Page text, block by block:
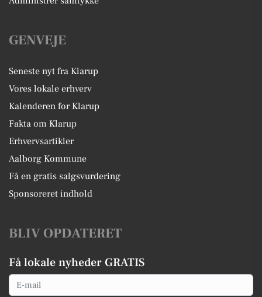
GENVEJE
Seneste nyt fra Klarup
Vores lokale erhverv
Kalenderen for Klarup
Fakta om Klarup
Erhvervsartikler
Aalborg Kommune
Få en gratis salgsvurdering
Sponsoreret indhold
BLIV OPDATERET
Få lokale nyheder GRATIS
Email